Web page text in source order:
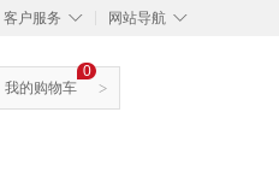
◇
客户服务 ◇
网站导航
>
0
我的购物车